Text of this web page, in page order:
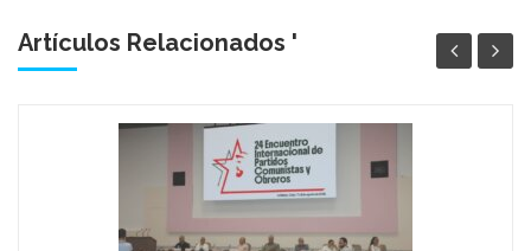
Artículos Relacionados '